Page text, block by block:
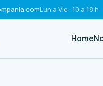
Lun a Vie · 10 a 18 h
Home